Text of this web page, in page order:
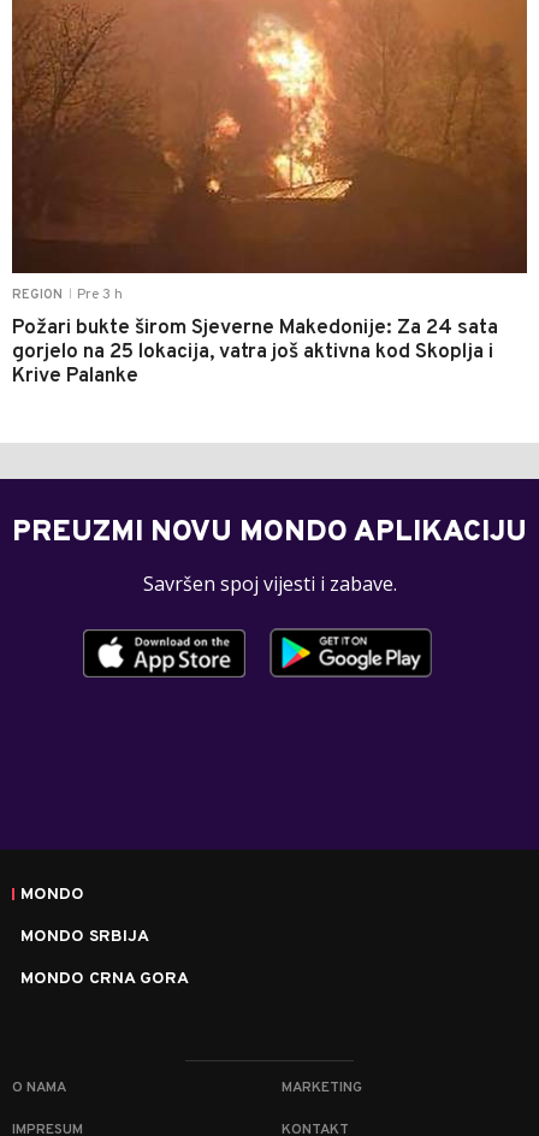
REGION Pre 3 h
Požari bukte širom Sjeverne Makedonije: Za 24 sata
gorjelo na 25 lokacija, vatra još aktivna kod Skoplja i
Krive Palanke
PREUZMI NOVU MONDO APLIKACIJU
Savršen spoj vijesti i zabave.
MONDO
MONDO SRBIJA
MONDO CRNA GORA
O NAMA MARKETING
IMPRESUM KONTAKT